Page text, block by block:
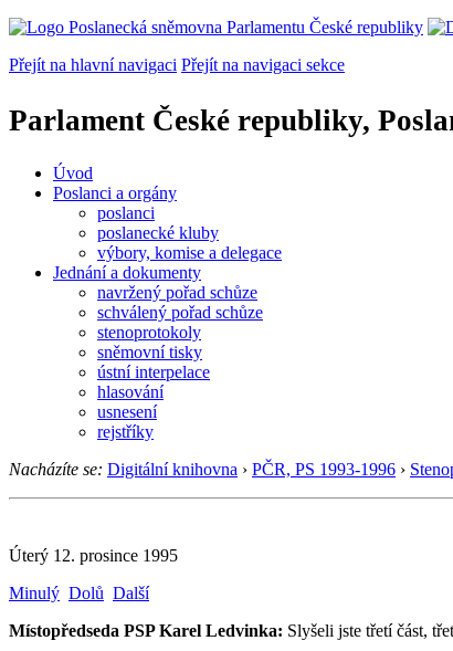
Přejít na hlavní navigaci Přejít na navigaci sekce
Parlament České republiky,
Úvod
Poslanci a orgány
poslanci
poslanecké kluby
výbory, komise a delegace
Jednání a dokumenty
navržený pořad schůze
schválený pořad schůze
stenoprotokoly
sněmovní tisky
ústní interpelace
hlasování
usnesení
rejstříky
Nacházíte se: Digitální knihovna › PČR, PS 1993-1996 ›
Úterý 12. prosince 1995
Minulý Dolů Další
Místopředseda PSP Karel Ledvinka: Slyšeli jste třetí část,